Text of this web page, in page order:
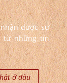
được sự
từ những tín
ở đâu